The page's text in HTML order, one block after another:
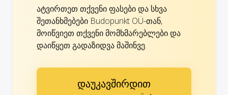
ატვირთეთ თქვენი ფასები და სხვა
შეთანხმებები Budopunkt OÜ-თან,
მოიწვიეთ თქვენი მომხმარებლები და
დაიწყეთ გადაზიდვა მაშინვე.
დაუკავშირდით